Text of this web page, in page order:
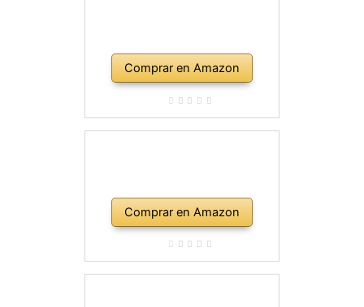
Comprar en Amazon
Comprar en Amazon